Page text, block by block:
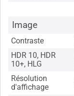
Image
Contraste
HDR 10, HDR
10+, HLG
Résolution
d'affichage